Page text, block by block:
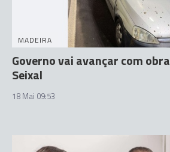
MADEIRA
Governo vai avançar com
Seixal
18 Mai 09:53